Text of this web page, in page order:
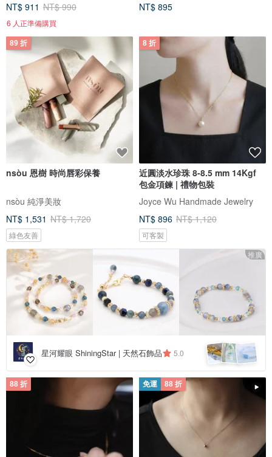
NT$ 911 NT$ 990
6 人正準備購買
NT$ 895
89 折
nsòu 恩樹 時尚唇彩保養
nsòu 純淨美妝
NT$ 1,531 NT$ 1,720
綠色友善
8 折
近圓淡水珍珠 8-8.5 mm 14Kgf
包金項鍊 | 禮物包裝
Joyce Wu Handmade Jewelry
NT$ 896 NT$ 1,120
可客製
推廣
星河耀眼 ShiningStar | 天然石飾品 5.0
88 折 免運 88 折